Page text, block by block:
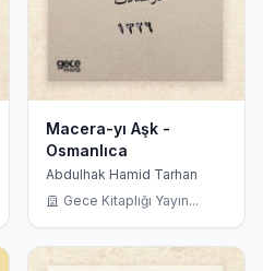
Macera-yı Aşk -
Osmanlıca
Abdulhak Hamid Tarhan
Gece Kitaplığı Yayın...